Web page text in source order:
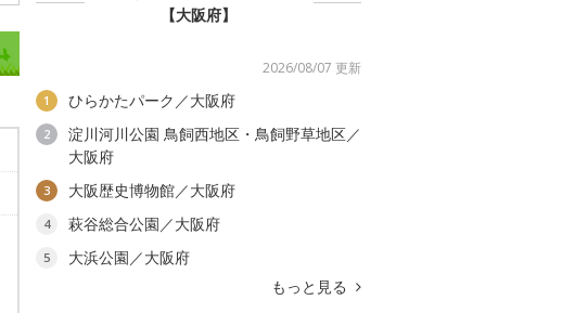
【大阪府】
2026/08/07 更新
1 ひらかたパーク／大阪府
2
淀川河川公園 鳥飼西地区・鳥飼野草地区／
大阪府
3 大阪歴史博物館／大阪府
4 萩谷総合公園／大阪府
5
大浜公園／大阪府
もっと見る